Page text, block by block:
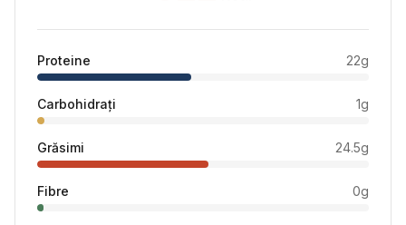
Proteine 22g
Carbohidrați 1g
Grăsimi 24.5g
Fibre 0g